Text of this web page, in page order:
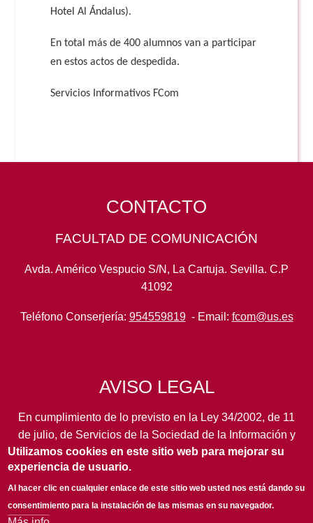
Hotel Al Ándalus).
En total más de 400 alumnos van a participar
en estos actos de despedida.
Servicios Informativos FCom
CONTACTO
FACULTAD DE COMUNICACIÓN
Avda. Américo Vespucio S/N, La Cartuja. Sevilla. C.P
41092
Teléfono Conserjería: 954559819- Email: fcom@us.es
AVISO LEGAL
En cumplimiento de lo previsto en la Ley 34/2002, de 11
de julio, de Servicios de la Sociedad de la Información y
de Comercio Electrónico, así como en otras normas de
legal aplicación, se pone en conocimiento de los
usuarios de este portal de laUniversidad de Sevillalos
siguientes datos de información general...leer más
Utilizamos cookies en este sitio web para mejorar su
experiencia de usuario.
Al hacer clic en cualquier enlace de este sitio web usted nos está dando su
consentimiento para la instalación de las mismas en su navegador.